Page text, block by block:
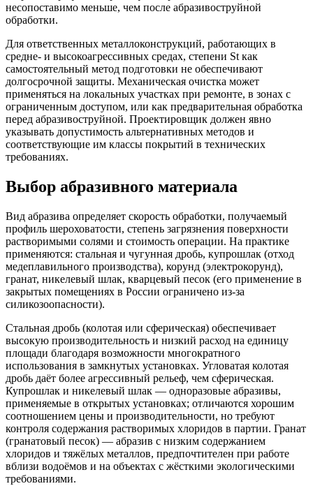
несопоставимо меньше, чем после абразивоструйной
обработки.
Для ответственных металлоконструкций, работающих в
средне- и высокоагрессивных средах, степени St как
самостоятельный метод подготовки не обеспечивают
долгосрочной защиты. Механическая очистка может
применяться на локальных участках при ремонте, в зонах с
ограниченным доступом, или как предварительная обработка
перед абразивоструйной. Проектировщик должен явно
указывать допустимость альтернативных методов и
соответствующие им классы покрытий в технических
требованиях.
Выбор абразивного материала
Вид абразива определяет скорость обработки, получаемый
профиль шероховатости, степень загрязнения поверхности
растворимыми солями и стоимость операции. На практике
применяются: стальная и чугунная дробь, купрошлак (отход
медеплавильного производства), корунд (электрокорунд),
гранат, никелевый шлак, кварцевый песок (его применение в
закрытых помещениях в России ограничено из-за
силикозоопасности).
Стальная дробь (колотая или сферическая) обеспечивает
высокую производительность и низкий расход на единицу
площади благодаря возможности многократного
использования в замкнутых установках. Угловатая колотая
дробь даёт более агрессивный рельеф, чем сферическая.
Купрошлак и никелевый шлак — одноразовые абразивы,
применяемые в открытых установках; отличаются хорошим
соотношением цены и производительности, но требуют
контроля содержания растворимых хлоридов в партии. Гранат
(гранатовый песок) — абразив с низким содержанием
хлоридов и тяжёлых металлов, предпочтителен при работе
вблизи водоёмов и на объектах с жёсткими экологическими
требованиями.